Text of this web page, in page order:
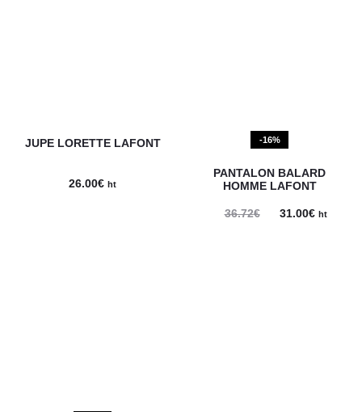
JUPE LORETTE LAFONT
26.00€ ht
-16%
PANTALON BALARD
HOMME LAFONT
36.72€ 31.00€Le
ht